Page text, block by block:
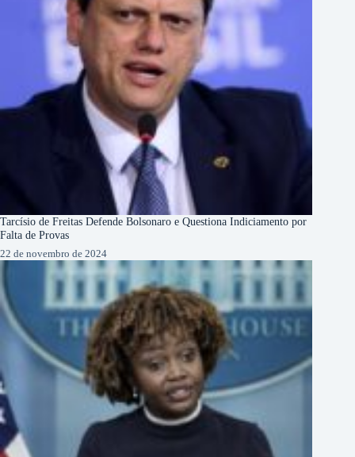
Tarcísio de Freitas Defende Bolsonaro e Questiona Indiciamento por
Falta de Provas
22 de novembro de 2024